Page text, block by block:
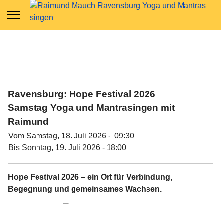
Ravensburg: Hope Festival 2026
Samstag Yoga und Mantrasingen mit
Raimund
Vom Samstag, 18. Juli 2026 - 09:30
Bis Sonntag, 19. Juli 2026 - 18:00
Hope Festival 2026 – ein Ort für Verbindung,
Begegnung und gemeinsames Wachsen.